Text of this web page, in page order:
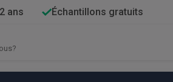
ans Échantillons gratuits